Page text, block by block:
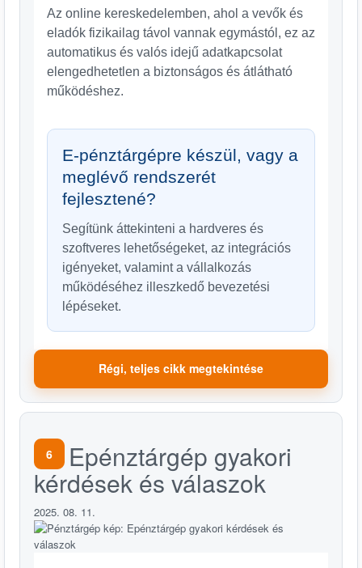
Az online kereskedelemben, ahol a vevők és
eladók fizikailag távol vannak egymástól, ez az
automatikus és valós idejű adatkapcsolat
elengedhetetlen a biztonságos és átlátható
működéshez.
E-pénztárgépre készül, vagy a
meglévő rendszerét
fejlesztené?
Segítünk áttekinteni a hardveres és
szoftveres lehetőségeket, az integrációs
igényeket, valamint a vállalkozás
működéséhez illeszkedő bevezetési
lépéseket.
Régi, teljes cikk megtekintése
6 Epénztárgép gyakori
kérdések és válaszok
2025. 08. 11.